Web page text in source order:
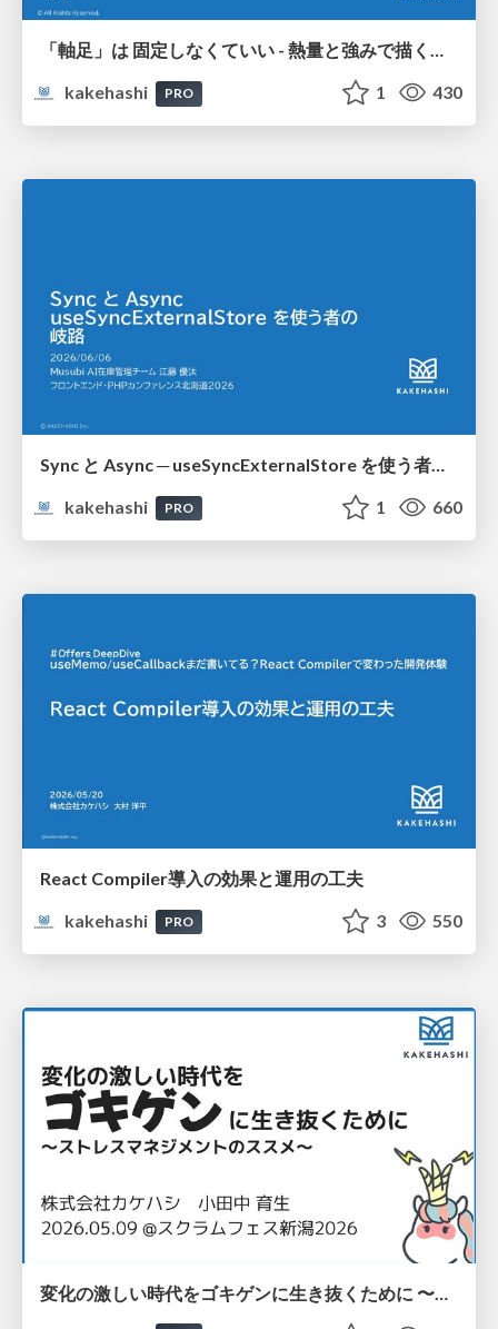
「軸足」は 固定しなくていい - 熱量と強みで描く、しなやかなキャリアの形
kakehashi
PRO 1 430
Sync と Async ─ useSyncExternalStore を使う者の岐路
kakehashi
PRO 1 660
React Compiler導入の効果と運用の工夫
kakehashi
PRO 3 550